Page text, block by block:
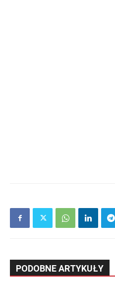
PODOBNE ARTYKUŁY